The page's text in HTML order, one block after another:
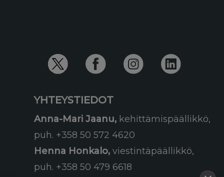
YHTEYSTIEDOT
Anna-Mari Jaanu, kehittämispäällikkö,
puh. +358 50 572 4620
Henna Honkalo, viestintäpäällikkö,
puh. +358 50 479 6618